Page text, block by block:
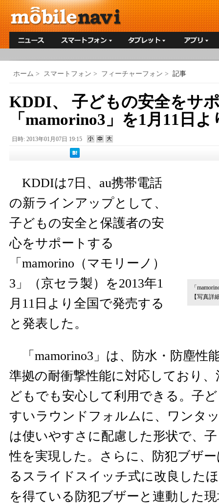
ホーム > スマートフォン > フィーチャーフォン > 記事
KDDI、 子どもの安全をサ
「mamorino3」を1月11日よ
日時: 2013年01月07日 19:15
「
【写真詳
KDDIは7日、au携帯電話
の新ラインアップとして、
子どもの安全と保護者の安
心をサポートする
「mamorino（マモリーノ）
3」（京セラ製）を2013年1
月11日より全国で発売する
と発表した。
「mamorino3」は、防水・防塵性
準拠の耐衝撃性能に対応しており
どもでも安心して利用できる。子
すいラウンドフォルムに、ワンタ
は使いやすさに配慮した形状で、
性を実現した。さらに、防犯ブザ
るスライドスイッチ式に改良した
を得ている防犯ブザーと連動した